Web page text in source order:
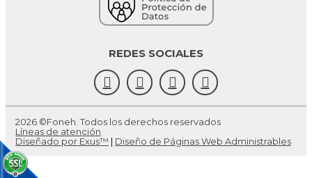
REDES SOCIALES
2026 ©Foneh. Todos los derechos reservados
Líneas de atención
Diseñado por Exus™ | Diseño de Páginas Web Administrables